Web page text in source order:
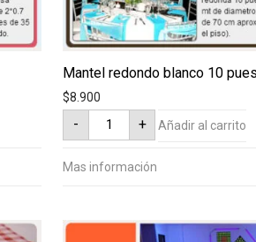
Mantel redondo blanco 10
$8.900
-
Mantel
redondo
blanco
puestos
+ Añadir al carrito
Mas información